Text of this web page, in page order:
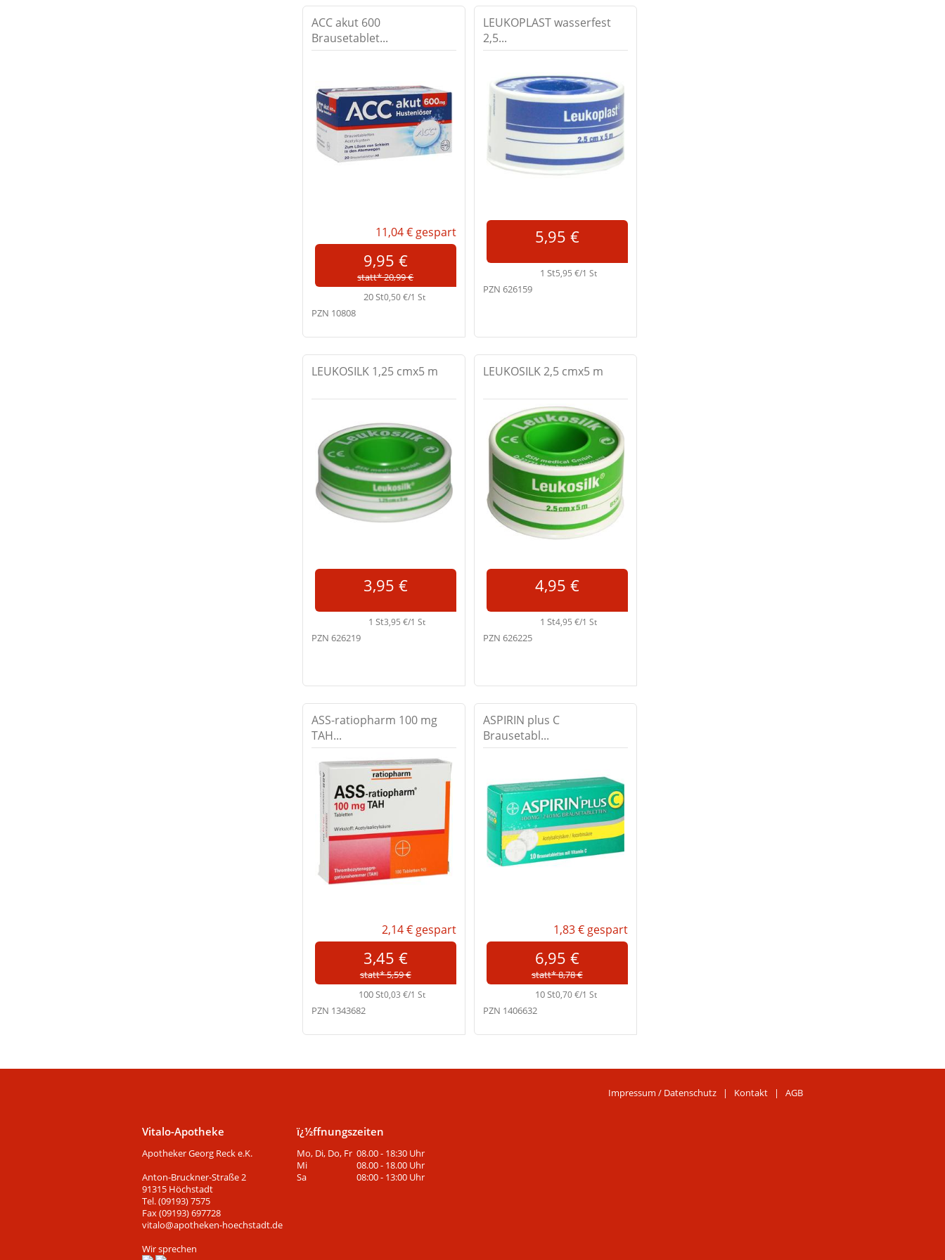
ACC akut 600
Brausetablet...
11,04 € gespart
9,95 €
statt* 20,99 €
20 St0,50 €/1 St
PZN 10808
LEUKOPLAST wasserfest
2,5...
5,95 €
1 St5,95 €/1 St
PZN 626159
LEUKOSILK 1,25 cmx5 m
3,95 €
1 St3,95 €/1 St
PZN 626219
LEUKOSILK 2,5 cmx5 m
4,95 €
1 St4,95 €/1 St
PZN 626225
ASS-ratiopharm 100 mg
TAH...
2,14 € gespart
3,45 €
statt* 5,59 €
100 St0,03 €/1 St
PZN 1343682
ASPIRIN plus C
Brausetabl...
1,83 € gespart
6,95 €
statt* 8,78 €
10 St0,70 €/1 St
PZN 1406632
Impressum / Datenschutz | Kontakt | AGB
Vitalo-Apotheke
Apotheker Georg Reck e.K.
Anton-Bruckner-Straße 2
91315 Höchstadt
Tel. (09193) 7575
Fax (09193) 697728
vitalo@apotheken-hoechstadt.de
Wir sprechen
ï¿½ffnungszeiten
Mo, Di, Do, Fr 08.00 - 18:30 Uhr
Mi
08.00 - 18.00 Uhr
Sa
08:00 - 13:00 Uhr